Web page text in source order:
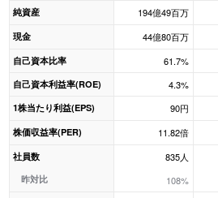
純資産 194億49百万
現金 44億80百万
自己資本比率 61.7%
自己資本利益率(ROE) 4.3%
1株当たり利益(EPS) 90円
株価収益率(PER) 11.82倍
社員数
昨対比
835人
108%